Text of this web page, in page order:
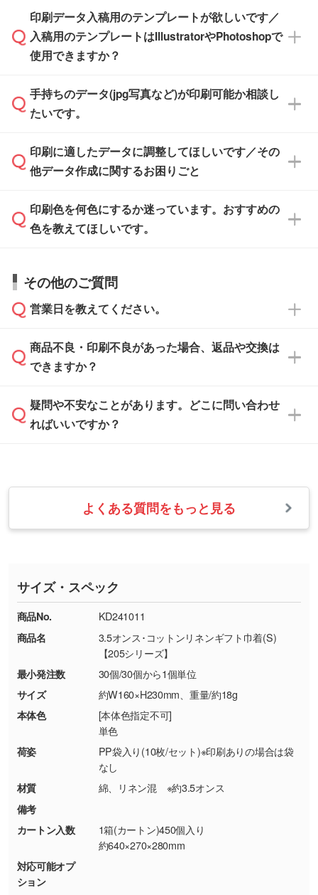
※土日祝日を除く営業日換算です。
※沖縄・離島は追加日数がかかります。
ザインソフトがなくても安心です。
また、「データ作成サービス
せいただければ、弊社にて無料でデザインデー
タを1点作成いたします。
IllustratorやPhotoshop、CLIP STUDIOなどのデ
ザインソフトでこだわりのデザインを作成した
い方は、完全データ入稿
積・ご注文フォームにアップロードしてご入稿
ください。
ご入稿後は経験豊富なスタッフがデータに不備
がないかチェックし、お客様と確認してから印
刷に進みますので、ご安心ください。
印刷データ入稿用のテンプレートが欲しいです／
入稿用のテンプレートはIllustratorやPhotoshopで
使用できますか？
一部商品は入稿用テンプレートのご用意があり
ます。各商品ページの『印刷方法・テンプレー
入稿用のテンプレートはPDF形式ですが、
IllustratorやPhotoshopで開いてご利用いただけ
方」をご確認ください。
手持ちのデータ(jpg写真など)が印刷可能か相談し
たいです。
印刷に適したデータ・解像度かどうか、担当ス
タッフが事前に確認いたします。
ムへ添付いただくか、担当スタッフ宛にメール
でお送りください。
い合わせください。
なお、印刷用データの作り方に関する詳細は、
印刷に適したデータに調整してほしいです／その
他データ作成に関するお困りごと
データ作成でお困りの際には、担当スタッフが
サポートいたしますのでお気軽にご相談くださ
から添付してお送りください。
しい
解像度の低い画像や、手書きのイラスト、写真
などを、印刷に適したベクターデータに変換し
・フルカラーデータを1色に変換してほしい
・1色印刷でグラデーションや濃淡を表現した
い
す。→詳しく見る
・コーポレートカラーを使って印刷したい／印
刷色にこだわりがある
DIC・PANTONEなどのカラーチップの指定や、
現物支給による色指定も承っております。→
しく見る
・背景がある画像からキャラクター部分だけを
使いたいです
シンプルな背景のデータや、使いたいキャラク
ター部分の輪郭がはっきりしているデータは切
・持っているデータの背景が足りない／塗り足
しの作り方が分からない
印刷したいデータが印刷範囲よりも小さい場
合、シンプルな色・柄の背景であれば拡張が可
印刷色を何色にするか迷っています。おすすめの
色を教えてほしいです。
お見積・ご注文・
相談いただきますと、担当スタッフがお客様の
ご希望や商品の本体色を確認し、印刷色をご提
本体色がブラック、ネイビーなど濃色の場合は
白色か淡い色の印刷色をおすすめしておりま
本体色がナチュラルなど淡色の場合、印刷をく
っきりと目立たせたいときは濃い印刷色が、柔
らかい雰囲気にしたいときは淡い印刷色が映え
また、お選びいただいた印刷色が本体色に合わ
ない場合や仕上がりに影響しそうな場合は、ス
タッフから別の色をご案内することもございま
その他のご質問
営業日を教えてください。
営業日は平日の10:00～18:00で、土日祝日はお
休みとなります。注文・見積・お問い合わせ
速やかに対応いたします。
商品不良・印刷不良があった場合、返品や交換は
できますか？
お手数をお掛けいたしますが、至急担当スタッ
フまでご連絡ください。商品の状況を確認し、
・お届け時に商品が損傷・故障している場合
・ご注文と異なる商品が届いた場合
・印刷不良があった場合
※詳しくは「商品の良品基準について
ください。
【返品・交換ができない場合】
・お客様の元で商品を加工された場合、または
商品が破損した場合
・商品到着後7日以上経過している場合
・お客様のご都合による返品・交換依頼(商
品・色・数量などの注文間違い等)
疑問や不安なことがあります。どこに問い合わせ
ればいいですか？
業日以内に担当スタッフよりメールにてご連絡
いたします。
お急ぎの場合はお電話でのご質問も受け付けて
TEL：0422-29-9911 営業時間10:00～
18:00(土日祝日除く)
よくある質問をもっと見る
サイズ・スペック
商品No.
KD241011
商品名
3.5オンス･コットンリネンギフト巾着(S)
【205シリーズ】
最小発注数
30個/30個から1個単位
サイズ
約W160×H230mm、重量/約18g
本体色
[本体色指定不可]
単色
荷姿
PP袋入り(10枚/セット)※印刷ありの場合は袋
なし
材質
綿、リネン混 ※約3.5オンス
備考
カートン入数
1箱(カートン)450個入り
約640×270×280mm
対応可能オプ
ション